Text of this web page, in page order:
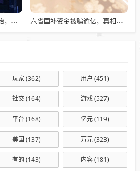
老戏骨近六十岁喜得龙凤胎，被误认作爷爷背后的故事揭秘 六省国补资金被骗逾亿，真相揭秘与违规操作背后的故事
玩家(362) 用户 (451)
社交(164) 游戏(527)
平台 (168) 亿元(119)
美国 (137) 万元(323)
有的 (143) 内容(181)